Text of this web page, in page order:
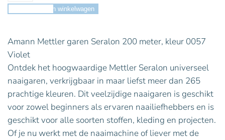
Toevoegen aan winkelwagen
Amann Mettler garen Seralon 200 meter, kleur 0057
Violet
Ontdek het hoogwaardige Mettler Seralon universeel
naaigaren, verkrijgbaar in maar liefst meer dan 265
prachtige kleuren. Dit veelzijdige naaigaren is geschikt
voor zowel beginners als ervaren naailiefhebbers en is
geschikt voor alle soorten stoffen, kleding en projecten.
Of je nu werkt met de naaimachine of liever met de